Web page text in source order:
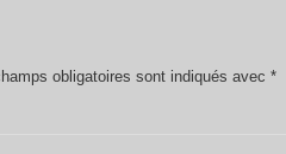
obligatoires sont indiqués avec *